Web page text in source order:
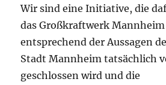
Wir sind eine Initiative, die
das Großkraftwerk
entsprechend der Aussagen
Stadt Mannheim tatsächlich
geschlossen wird und die